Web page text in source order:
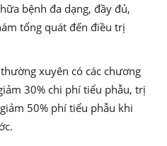
bệnh đa dạng, đầy đủ,
tổng quát đến điều trị
xuyên có các chương
30% chi phí tiểu phẫu, trị
50% phí tiểu phẫu khi